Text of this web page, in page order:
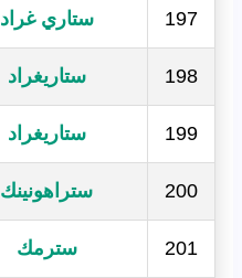
197 ستاري غراد
198 ستاريغراد
199 ستاريغراد
200 ستراهونينك
201 سترمك